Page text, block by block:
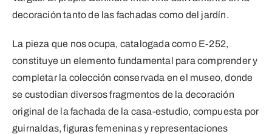
decoración tanto de las fachadas como del jardín.
La pieza que nos ocupa, catalogada como E-252,
constituye un elemento fundamental para comprender y
completar la colección conservada en el museo, donde
se custodian diversos fragmentos de la decoración
original de la fachada de la casa-estudio, compuesta por
guirnaldas, figuras femeninas y representaciones